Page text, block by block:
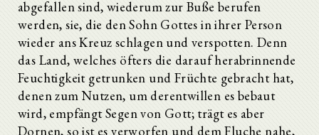
abgefallen sind, wiederum zur Buße berufen
werden, sie, die den Sohn Gottes in ihrer Person
wieder ans Kreuz schlagen und verspotten. Denn
das Land, welches öfters die darauf herabrinnende
Feuchtigkeit getrunken und Früchte gebracht hat,
denen zum Nutzen, um derentwillen es bebaut
wird, empfängt Segen von Gott; trägt es aber
Dornen, so ist es verworfen und dem Fluche nahe,